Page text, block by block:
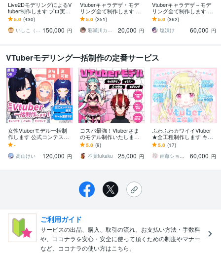
Live2DモデリングによるV
tuber制作します プロ実績
7年以上のLive2Dモデリン
グによるVtuber
5.0 (430)
いしこ（ISHICO） 150,000 円
Vtuberキャラデザ・モデ
リング全て制作します 男
性女性キャラどちらも得
意です♪イラストのみモデ
リングのみ可
5.0 (251)
彩瀬川カトレア
20,000 円
Vtuberキャラデザ～モデ
リング全て制作します イ
ラストのみ・モデリング
のみのご依頼も可能で
す。
5.0 (362)
塩漬け
60,000 円
VTuberモデリング一括制作の定番サービス
女性Vtuberモデル一括制
作します 公式コンテスト
受賞/高稼働域/高解像度
-
高山けい
120,000 円
コスパ最強！Vtuberさま
のモデル制作いたします
【キャラデザ-モデリング
全工程30,000円〜】
5.0 (9)
不覚fukaku
25,000 円
ふわふわカワイイVtuber
★全工程制作します キャ
ラデザ・イラスト・モデ
リングまで全部！可愛い
ならお任せを
5.0 (17)
画藤ショコラ
60,000 円
ご利用ガイド
サービスの出品、購入、取引の流れ、お支払い方法・手数料
や、ココナラを安心・安全に使って頂くための制度やマナー
など、ココナラの使い方はこちら。